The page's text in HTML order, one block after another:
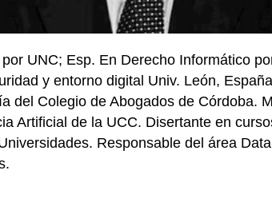
UNC; Esp. En Derecho Informático
y entorno digital Univ. León,
del Colegio de Abogados de Córdoba.
Artificial de la UCC. Disertante en
Responsable del área